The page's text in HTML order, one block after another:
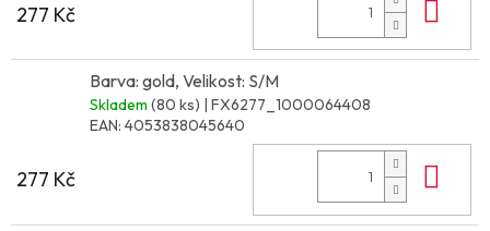
277 Kč
Barva: gold, Velikost: S/M
Skladem (80 ks) | FX6277_1000064408
EAN: 4053838045640
277 Kč